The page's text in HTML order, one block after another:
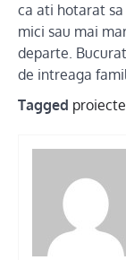
ca ati hotarat
mici sau mai
departe.
de intreaga
Tagged